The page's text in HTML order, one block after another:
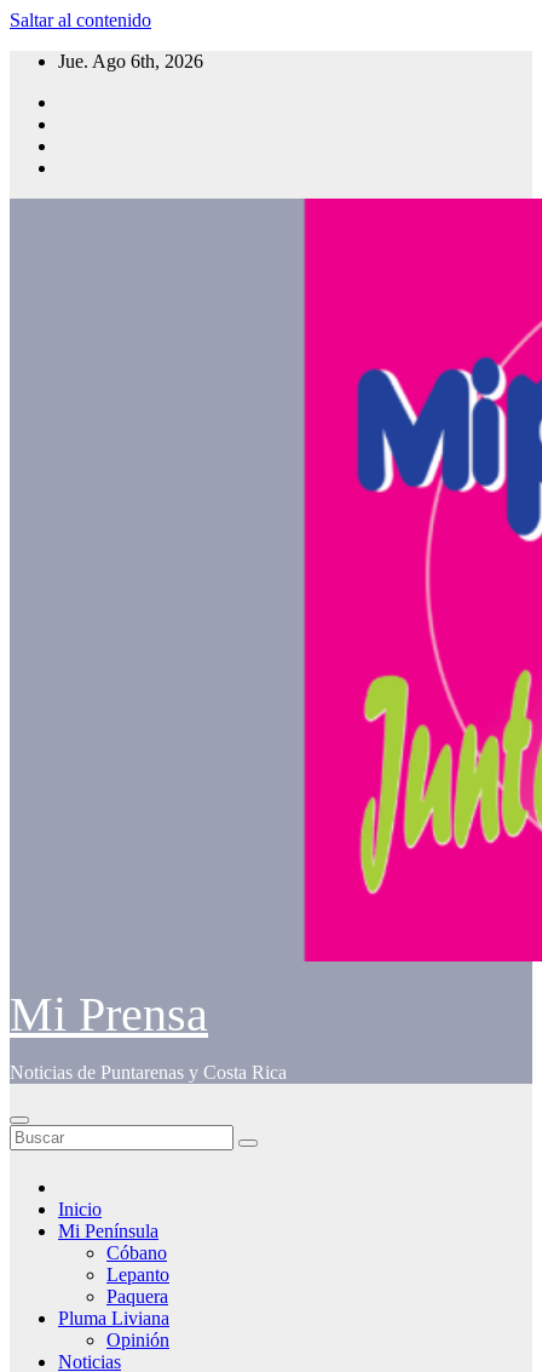
Saltar al contenido
Jue. Ago 6th, 2026
Mi Prensa
Noticias de Puntarenas y Costa Rica
Inicio
Mi Península
Cóbano
Lepanto
Paquera
Pluma Liviana
Opinión
Noticias